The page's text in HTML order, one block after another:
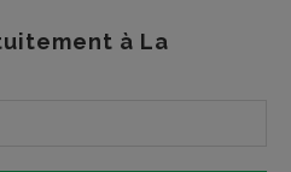
à La